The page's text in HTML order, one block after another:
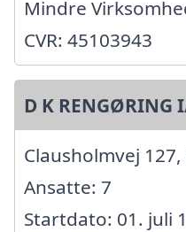
Mindre
CVR: 45103943
D K RENGØRING
Clausholmvej
Ansatte: 7
Startdato: 01. juli